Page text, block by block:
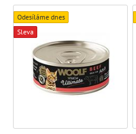
Odesíláme dnes
Sleva